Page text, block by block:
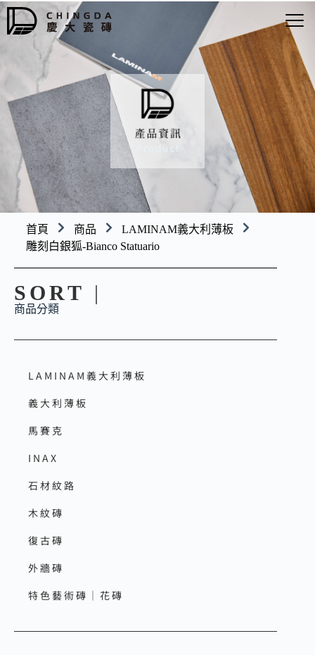
首頁 商品
LAMINAM義大利薄板
雕刻白銀狐-Bianco Statuario
SORT |
商品分類
LAMINAM義大利薄板
義大利薄板
馬賽克
INAX
石材紋路
木紋磚
復古磚
外牆磚
特色藝術磚｜花磚